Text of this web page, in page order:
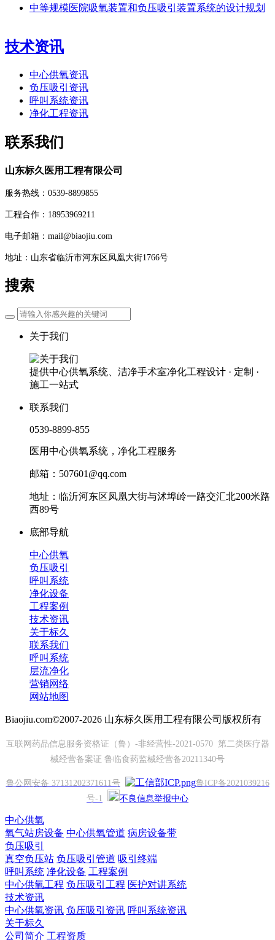
中等规模医院吸氧装置和负压吸引装置系统的设计规划
技术资讯
中心供氧资讯
负压吸引资讯
呼叫系统资讯
净化工程资讯
联系我们
山东标久医用工程有限公司
服务热线：0539-8899855
工程合作：18953969211
电子邮箱：mail@biaojiu.com
地址：山东省临沂市河东区凤凰大街1766号
搜索
关于我们
提供中心供氧系统、洁净手术室净化工程设计 · 定制 ·
施工一站式
联系我们
0539-8899-855
医用中心供氧系统，净化工程服务
邮箱：507601@qq.com
地址：临沂河东区凤凰大街与沭埠岭一路交汇北200米路
西89号
底部导航
中心供氧
负压吸引
呼叫系统
净化设备
工程案例
技术资讯
关于标久
联系我们
呼叫系统
层流净化
营销网络
网站地图
Biaojiu.com©2007-2026 山东标久医用工程有限公司版权所有
互联网药品信息服务资格证（鲁）-非经营性-2021-0570 第二类医疗器
械经营备案证 鲁临食药监械经营备20211340号
鲁公网安备 37131202371611号
鲁ICP备2021039216
号-1
不良信息举报中心
中心供氧
氧气站房设备 中心供氧管道 病房设备带
负压吸引
真空负压站 负压吸引管道 吸引终端
呼叫系统 净化设备 工程案例
中心供氧工程 负压吸引工程 医护对讲系统
技术资讯
中心供氧资讯 负压吸引资讯 呼叫系统资讯
关于标久
公司简介 工程资质